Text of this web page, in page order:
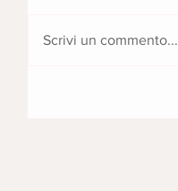
Scrivi un commento...